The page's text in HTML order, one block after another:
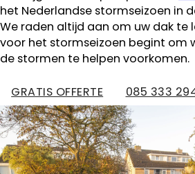
het Nederlandse stormseizoen in
We raden altijd aan om uw dak te
voor het stormseizoen begint om
de stormen te helpen voorkomen.
GRATIS OFFERTE 085 333